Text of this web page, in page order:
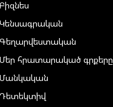
Բիզնես
Կենսագրական
Գեղարվեստական
Մեր հրատարակած գրքերը
Մանկական
Դետեկտիվ